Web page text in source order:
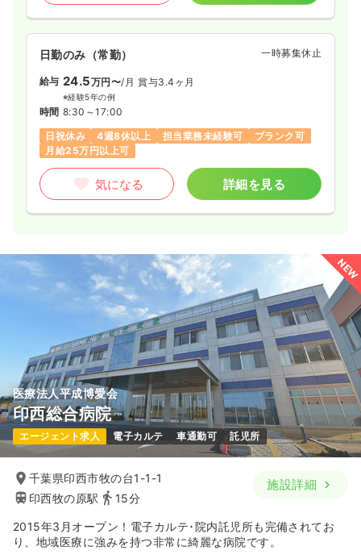
日勤のみ（常勤） 一時募集休止
給与 24.5万円〜/月 賞与3.4ヶ月
※経験5年の例
時間 8:30～17:00
日祝休み
4週8休以上 担当業務未経験可
ブランク可
月給25万円以上可
気になる 詳細を見る
NEW
医療法人平成博愛会
印西総合病院
エージェント求人 電子カルテ 車通勤可 託児所
千葉県印西市牧の台1-1-1
印西牧の原駅
15分
施設詳細
2015年3月オープン！電子カルテ･院内託児所も完備されてお
り、地域医療に強みを持つ非常に綺麗な病院です。